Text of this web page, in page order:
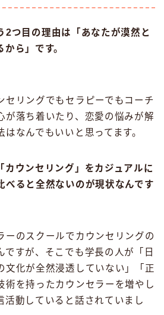
2つ目 の理由は「あなたが漠然と
ら」です。
セリングでもセラピーでもコーチ
が落ち着いたり、恋愛の悩みが解
なんでもいいと思ってます。
カウンセリング」をカジュアルに
べると全然ないのが現状なんです
ーのスクールでカウンセリングの
ですが、そこでも学長の人が「日
文化が全然浸透していない」「正
術を持ったカウンセラーを増やし
活動していると話されていまし